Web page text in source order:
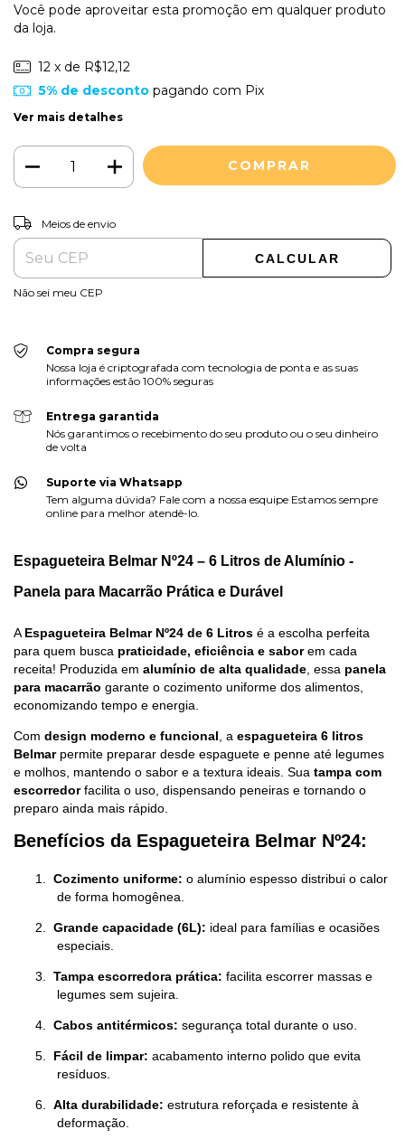
Você pode aproveitar esta promoção em qualquer produto
da loja.
12 x de R$12,12
5% de descontopagando com Pix
Ver mais detalhes
Entregas para o CEP:
Meios de envio
CALCULAR
Não sei meu CEP
Compra segura
Nossa loja é criptografada com tecnologia de ponta e as suas
informações estão 100% seguras
Entrega garantida
Nós garantimos o recebimento do seu produto ou o seu dinheiro
de volta
Suporte via Whatsapp
Tem alguma dúvida? Fale com a nossa esquipe Estamos sempre
online para melhor atendê-lo.
Espagueteira Belmar Nº24 – 6 Litros de Alumínio -
Panela para Macarrão Prática e Durável
AEspagueteira Belmar Nº24 de 6 Litros é a escolha perfeita
para quem busca praticidade, eficiência e saborem cada
receita! Produzida em alumínio de alta qualidade, essa panela
para macarrão garante o cozimento uniforme dos alimentos,
economizando tempo e energia.
Com design moderno e funcional, a espagueteira 6 litros
Belmarpermite preparar desde espaguete e penne até legumes
e molhos, mantendo o sabor e a textura ideais. Sua tampa com
escorredorfacilita o uso, dispensando peneiras e tornando o
preparo ainda mais rápido.
Benefícios da Espagueteira Belmar Nº24:
1. Cozimento uniforme: o alumínio espesso distribui o calor
de forma homogênea.
2. Grande capacidade (6L): ideal para famílias e ocasiões
especiais.
3. Tampa escorredora prática: facilita escorrer massas e
legumes sem sujeira.
4. Cabos antitérmicos: segurança total durante o uso.
5. Fácil de limpar: acabamento interno polido que evita
resíduos.
6. Alta durabilidade: estrutura reforçada e resistente à
deformação.